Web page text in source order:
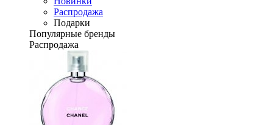
Распродажа
Подарки
Популярные бренды
Распродажа